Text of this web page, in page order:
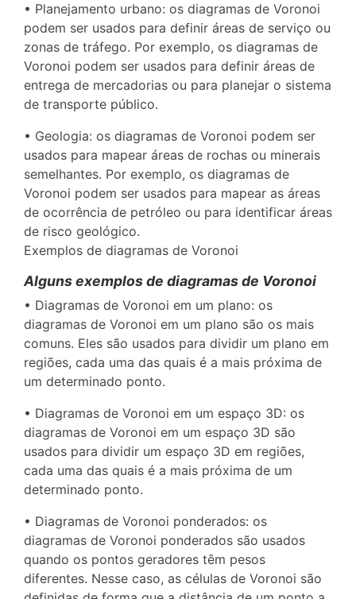
• Planejamento urbano: os diagramas de Voronoi
podem ser usados para definir áreas de serviço ou
zonas de tráfego. Por exemplo, os diagramas de
Voronoi podem ser usados para definir áreas de
entrega de mercadorias ou para planejar o sistema
de transporte público.
• Geologia: os diagramas de Voronoi podem ser
usados para mapear áreas de rochas ou minerais
semelhantes. Por exemplo, os diagramas de
Voronoi podem ser usados para mapear as áreas
de ocorrência de petróleo ou para identificar áreas
de risco geológico.
Exemplos de diagramas de Voronoi
Alguns exemplos de diagramas de Voronoi
• Diagramas de Voronoi em um plano: os
diagramas de Voronoi em um plano são os mais
comuns. Eles são usados para dividir um plano em
regiões, cada uma das quais é a mais próxima de
um determinado ponto.
• Diagramas de Voronoi em um espaço 3D: os
diagramas de Voronoi em um espaço 3D são
usados para dividir um espaço 3D em regiões,
cada uma das quais é a mais próxima de um
determinado ponto.
• Diagramas de Voronoi ponderados: os
diagramas de Voronoi ponderados são usados
quando os pontos geradores têm pesos
diferentes. Nesse caso, as células de Voronoi são